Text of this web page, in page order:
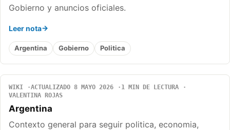
Gobierno y anuncios oficiales.
Leer nota
Argentina Gobierno Politica
WIKI ACTUALIZADO 8 MAYO 2026
1 MIN DE LECTURA
VALENTINA ROJAS
Argentina
Contexto general para seguir politica, economia,